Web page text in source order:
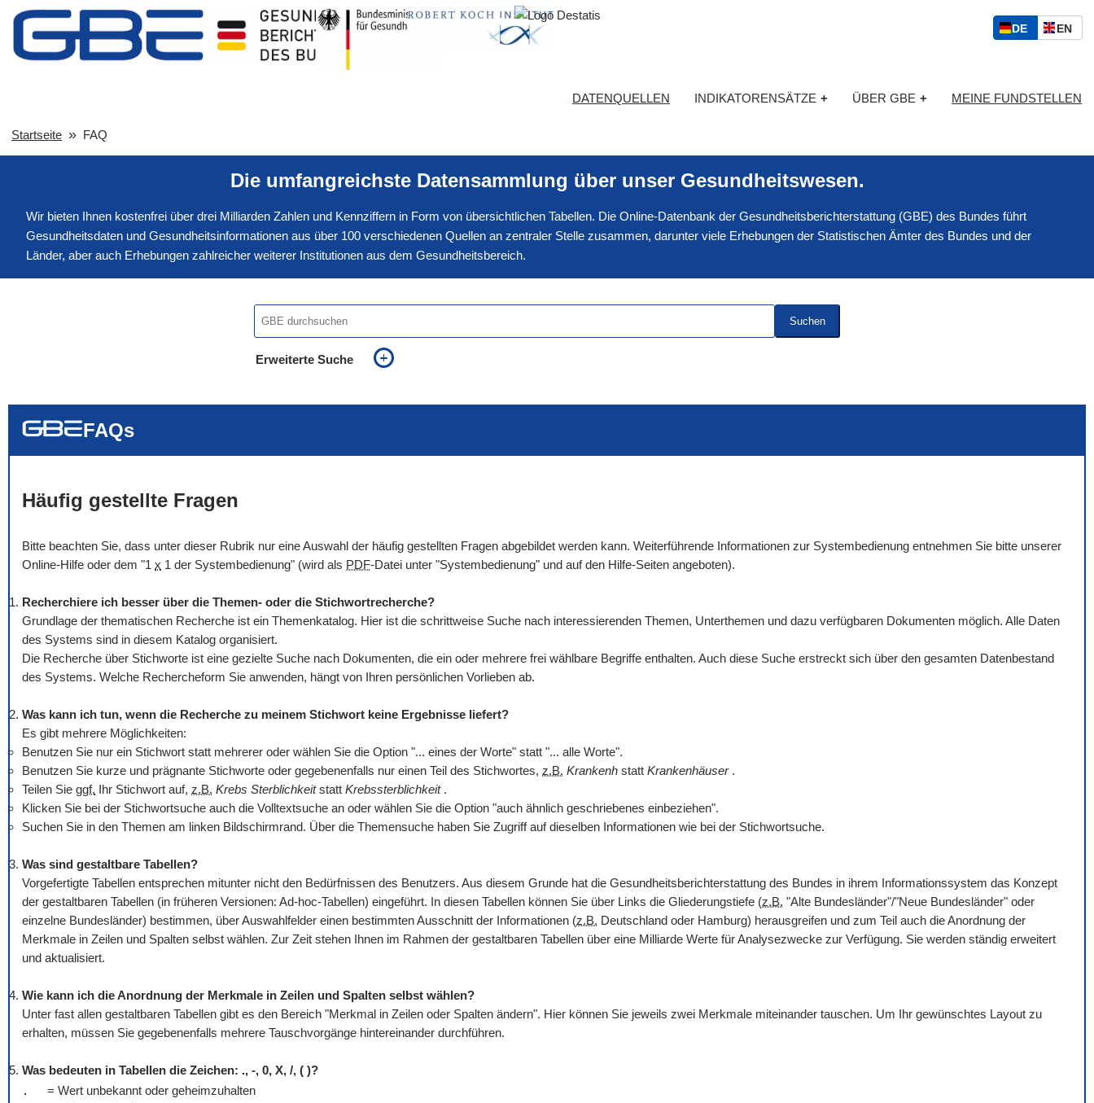
S
p
c
h
l
DED
S
ENE
I
H
DATENQUELLEN INDIKATORENSÄTZE + ÜBER GBE + MEINE FUNDSTELLEN
Startseite FAQ
Die umfangreichste Datensammlung über unser Gesundheitswesen.
Wir bieten Ihnen kostenfrei über drei Milliarden Zahlen und Kennziffern in Form von übersichtlichen Tabellen. Die Online-Datenbank der Gesundheitsberichterstattung (GBE) des Bundes führt
Gesundheitsdaten und Gesundheitsinformationen aus über 100 verschiedenen Quellen an zentraler Stelle zusammen, darunter viele Erhebungen der Statistischen Ämter des Bundes und der
Länder, aber auch Erhebungen zahlreicher weiterer Institutionen aus dem Gesundheitsbereich.
Suchen
Erweiterte Suche
FAQs
Häufig gestellte Fragen
Bitte beachten Sie, dass unter dieser Rubrik nur eine Auswahl der häufig gestellten Fragen abgebildet werden kann. Weiterführende Informationen zur Systembedienung entnehmen Sie bitte unserer
Online-Hilfe oder dem "1 x 1 der Systembedienung" (wird als PDF-Datei unter "Systembedienung" und auf den Hilfe-Seiten angeboten).
Recherchiere ich besser über die Themen- oder die Stichwortrecherche?
Grundlage der thematischen Recherche ist ein Themenkatalog. Hier ist die schrittweise Suche nach interessierenden Themen, Unterthemen und dazu verfügbaren Dokumenten möglich. Alle Daten
des Systems sind in diesem Katalog organisiert.
Die Recherche über Stichworte ist eine gezielte Suche nach Dokumenten, die ein oder mehrere frei wählbare Begriffe enthalten. Auch diese Suche erstreckt sich über den gesamten Datenbestand
des Systems. Welche Rechercheform Sie anwenden, hängt von Ihren persönlichen Vorlieben ab.
Was kann ich tun, wenn die Recherche zu meinem Stichwort keine Ergebnisse liefert?
Es gibt mehrere Möglichkeiten:
Benutzen Sie nur ein Stichwort statt mehrerer oder wählen Sie die Option "... eines der Worte" statt "... alle Worte".
Benutzen Sie kurze und prägnante Stichworte oder gegebenenfalls nur einen Teil des Stichwortes, z.B. Krankenh statt Krankenhäuser .
Teilen Sie ggf. Ihr Stichwort auf, z.B. Krebs Sterblichkeitstatt Krebssterblichkeit .
Klicken Sie bei der Stichwortsuche auch die Volltextsuche an oder wählen Sie die Option "auch ähnlich geschriebenes einbeziehen".
Suchen Sie in den Themen am linken Bildschirmrand. Über die Themensuche haben Sie Zugriff auf dieselben Informationen wie bei der Stichwortsuche.
Was sind gestaltbare Tabellen?
Vorgefertigte Tabellen entsprechen mitunter nicht den Bedürfnissen des Benutzers. Aus diesem Grunde hat die Gesundheitsberichterstattung des Bundes in ihrem Informationssystem das Konzept
der gestaltbaren Tabellen (in früheren Versionen: Ad-hoc-Tabellen) eingeführt. In diesen Tabellen können Sie über Links die Gliederungstiefe (z.B. "Alte Bundesländer"/"Neue Bundesländer" oder
einzelne Bundesländer) bestimmen, über Auswahlfelder einen bestimmten Ausschnitt der Informationen (z.B. Deutschland oder Hamburg) herausgreifen und zum Teil auch die Anordnung der
Merkmale in Zeilen und Spalten selbst wählen. Zur Zeit stehen Ihnen im Rahmen der gestaltbaren Tabellen über eine Milliarde Werte für Analysezwecke zur Verfügung. Sie werden ständig erweitert
und aktualisiert.
Wie kann ich die Anordnung der Merkmale in Zeilen und Spalten selbst wählen?
Unter fast allen gestaltbaren Tabellen gibt es den Bereich "Merkmal in Zeilen oder Spalten ändern". Hier können Sie jeweils zwei Merkmale miteinander tauschen. Um Ihr gewünschtes Layout zu
erhalten, müssen Sie gegebenenfalls mehrere Tauschvorgänge hintereinander durchführen.
Was bedeuten in Tabellen die Zeichen: ., -, 0, X, /, ( )?
.
= Wert unbekannt oder geheimzuhalten